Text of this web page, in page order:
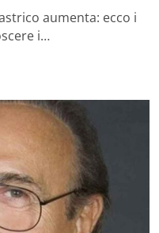
aumenta: ecco i
i…